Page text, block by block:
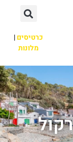
כרטיסים|
מלונות